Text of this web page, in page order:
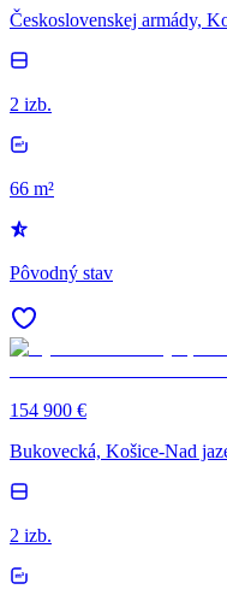
Československej armády,
2 izb.
66 m²
Pôvodný stav
154 900 €
Bukovecká, Košice-Nad
2 izb.